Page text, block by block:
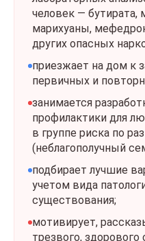
человек — бутирата,
марихуаны,
других опасных
приезжает на дом к
первичных и
занимается
профилактики для
в группе риска по
(неблагополучный
подбирает лучшие
учетом вида
существования;
мотивирует,
трезвого, здорового